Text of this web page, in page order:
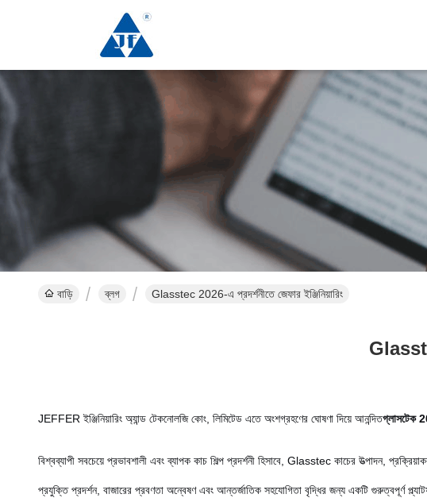
বাড়ি ব্লগ Glasstec 2026-এ প্রদর্শনীতে জেফার ইঞ্জিনিয়ারিং
JEFFER ইঞ্জিনিয়ারিং অ্যান্ড টেকনোলজি কোং, লিমিটেড এতে অংশগ্রহণের ঘোষণা দিয়ে আনন্দিতগ্লাসটেক
বিশ্বব্যাপী সবচেয়ে প্রভাবশালী এবং ব্যাপক কাচ শিল্প প্রদর্শনী হিসাবে, Glasstec কাচের উত্পাদন,
প্রযুক্তি প্রদর্শন, বাজারের প্রবণতা অন্বেষণ এবং আন্তর্জাতিক সহযোগিতা বৃদ্ধির জন্য একটি গুরুত্বপূর্ণ